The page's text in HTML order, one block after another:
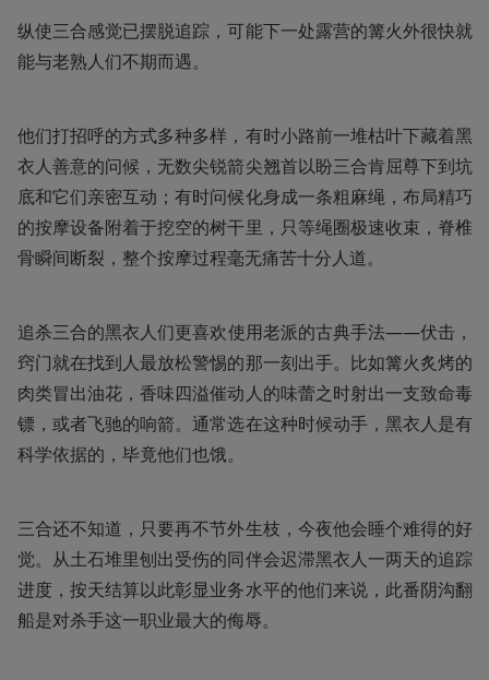
纵使三合感觉已摆脱追踪，可能下一处露营的篝火外很快就
能与老熟人们不期而遇。
他们打招呼的方式多种多样，有时小路前一堆枯叶下藏着黑
衣人善意的问候，无数尖锐箭尖翘首以盼三合肯屈尊下到坑
底和它们亲密互动；有时问候化身成一条粗麻绳，布局精巧
的按摩设备附着于挖空的树干里，只等绳圈极速收束，脊椎
骨瞬间断裂，整个按摩过程毫无痛苦十分人道。
追杀三合的黑衣人们更喜欢使用老派的古典手法——伏击，
窍门就在找到人最放松警惕的那一刻出手。比如篝火炙烤的
肉类冒出油花，香味四溢催动人的味蕾之时射出一支致命毒
镖，或者飞驰的响箭。通常选在这种时候动手，黑衣人是有
科学依据的，毕竟他们也饿。
三合还不知道，只要再不节外生枝，今夜他会睡个难得的好
觉。从土石堆里刨出受伤的同伴会迟滞黑衣人一两天的追踪
进度，按天结算以此彰显业务水平的他们来说，此番阴沟翻
船是对杀手这一职业最大的侮辱。